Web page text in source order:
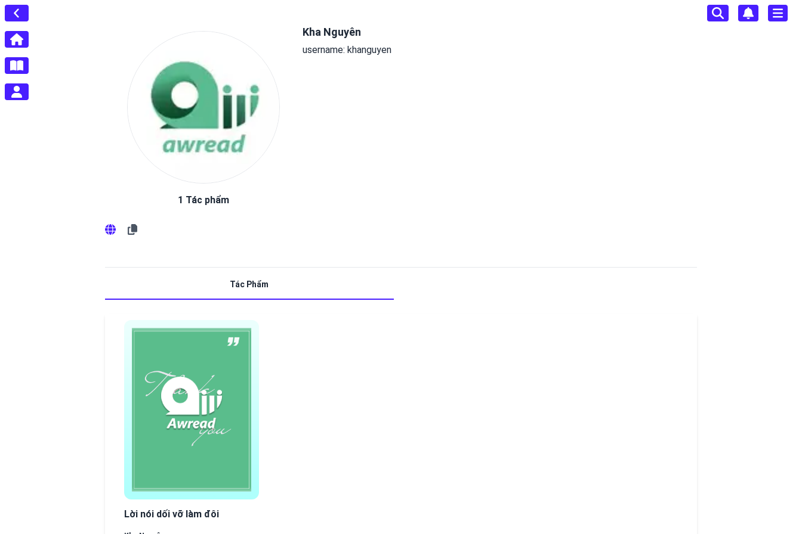
1 Tác phẩm
Kha Nguyên
username: khanguyen
Tác Phẩm
Lời nói dối vỡ làm đôi